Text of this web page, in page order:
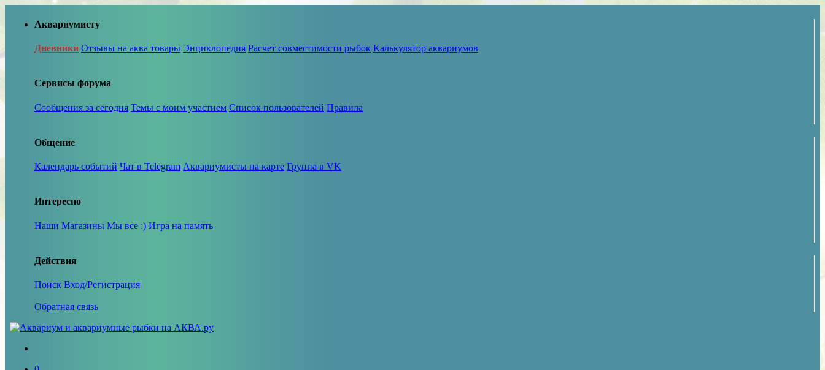
Аквариумисту
Дневники Отзывы на аква товары Энциклопедия Расчет совместимости рыбок Калькулятор аквариумов
Сервисы форума
Сообщения за сегодня Темы с моим участием Список пользователей Правила
Общение
Календарь событий Чат в Telegram Аквариумисты на карте Группа в VK
Интересно
Наши Магазины Мы все :) Игра на память
Действия
Поиск Вход/Регистрация
Обратная связь